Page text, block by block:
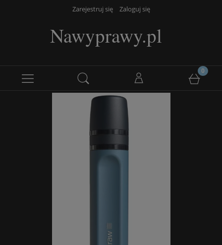
Zarejestruj się Zaloguj się
Nawyprawy.pl